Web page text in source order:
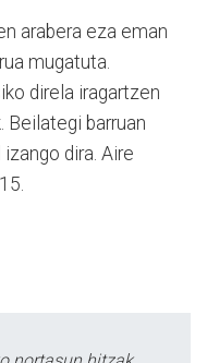
arabera eza eman
mugatuta.
direla iragartzen
Beilategi barruan
dira. Aire